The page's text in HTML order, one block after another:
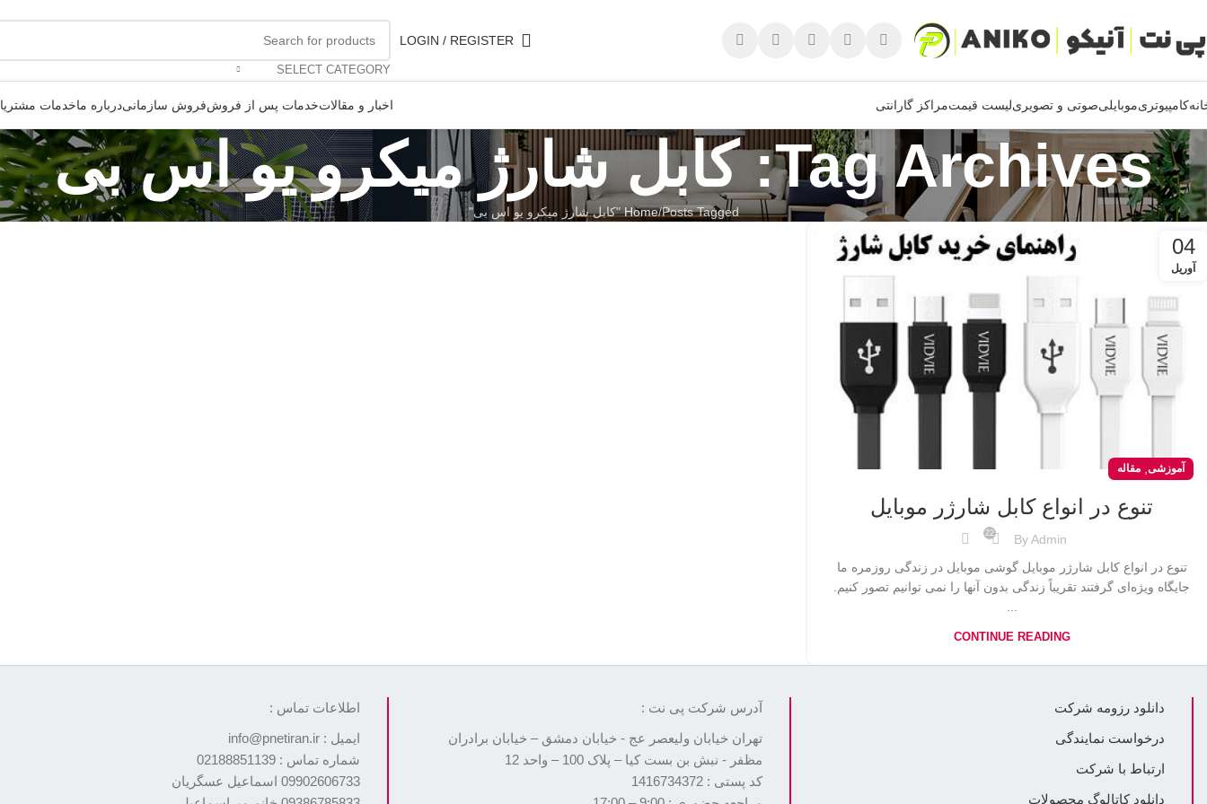
LOGIN / REGISTER
SELECT CATEGORY
کامپیوتریموبایلیصوتی و تصویریلیست قیمتمراکز گارانتی اخبار و مقالاتخدمات پس از فروشفروش سازمانیدرباره ماخدمات
Tag Archives: کابل شارژ میکرو یو اس بی
Home Posts Tagged "کابل شارژ میکرو یو اس بی"
04
آوریل
آموزشی, مقاله
تنوع در انواع کابل شارژر موبایل
ByAdmin
22
تنوع در انواع کابل شارژر موبایل گوشی موبایل در زندگی روزمره ما
جایگاه ویژه‌ای گرفتند تقریباً زندگی بدون آنها را نمی توانیم تصور کنیم.
...
CONTINUE READING
اطلاعات تماس :
ایمیل : info@pnetiran.ir
شماره تماس : 02188851139
09902606733 اسماعیل عسگریان
آدرس شرکت پی نت :
تهران خیابان ولیعصر عج - خیابان دمشق – خیابان برادران
مظفر - نبش بن بست کیا – پلاک 100 – واحد 12
کد پستی : 1416734372
دانلود رزومه شرکت
درخواست نمایندگی
ارتباط با شرکت
دانلود کاتالوگ محصولات